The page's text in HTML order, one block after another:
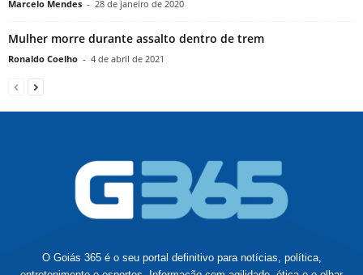
Marcelo Mendes - 28 de janeiro de 2020
Mulher morre durante assalto dentro de trem
Ronaldo Coelho - 4 de abril de 2021
O Goiás 365 é o seu portal definitivo para notícias, política,